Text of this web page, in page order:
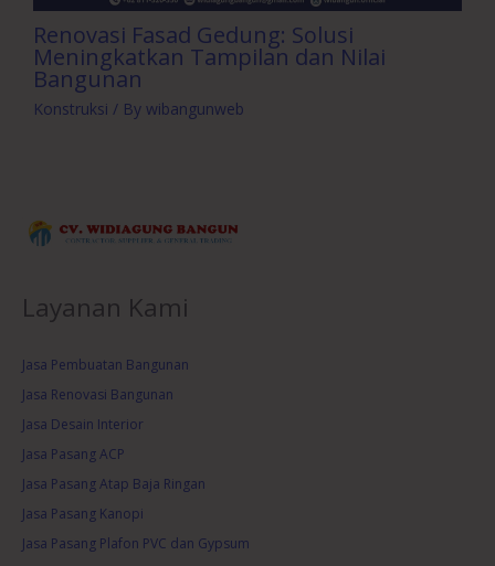
Renovasi Fasad Gedung: Solusi
Meningkatkan Tampilan dan Nilai
Bangunan
Konstruksi / By wibangunweb
Layanan Kami
Jasa Pembuatan Bangunan
Jasa Renovasi Bangunan
Jasa Desain Interior
Jasa Pasang ACP
Jasa Pasang Atap Baja Ringan
Jasa Pasang Kanopi
Jasa Pasang Plafon PVC dan Gypsum